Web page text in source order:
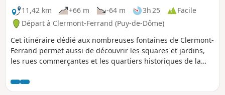
11,42 km
+66 m -64 m 3h 25
Facile
Départ à Clermont-Ferrand (Puy-de-Dôme)
Cet itinéraire dédié aux nombreuses fontaines de Clermont-
Ferrand permet aussi de découvrir les squares et jardins,
les rues commerçantes et les quartiers historiques de la